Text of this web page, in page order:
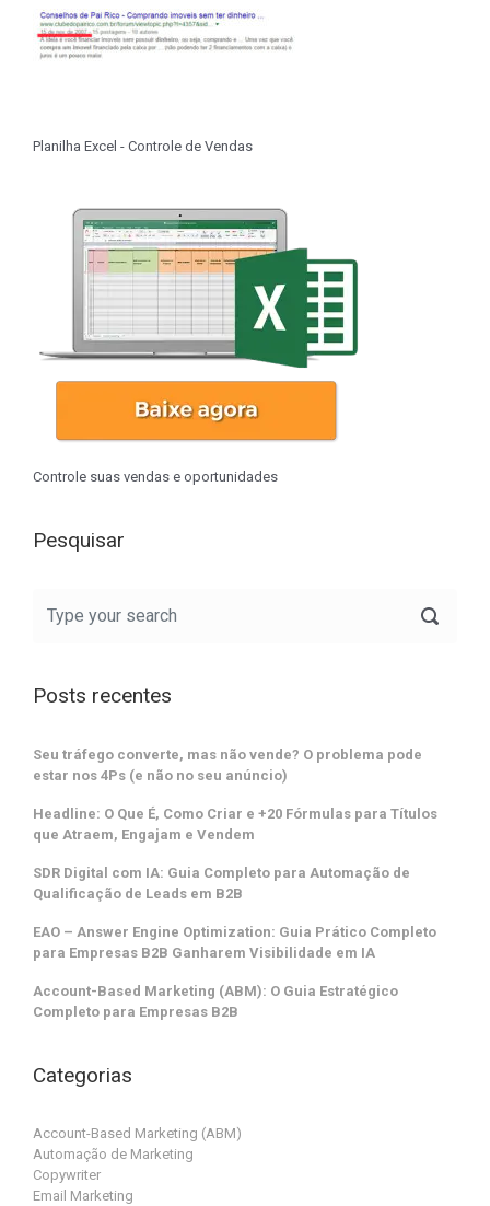
Planilha Excel - Controle de Vendas
Controle suas vendas e oportunidades
Pesquisar
Posts recentes
Seu tráfego converte, mas não vende? O problema pode
estar nos 4Ps (e não no seu anúncio)
Headline: O Que É, Como Criar e +20 Fórmulas para Títulos
que Atraem, Engajam e Vendem
SDR Digital com IA: Guia Completo para Automação de
Qualificação de Leads em B2B
EAO – Answer Engine Optimization: Guia Prático Completo
para Empresas B2B Ganharem Visibilidade em IA
Account-Based Marketing (ABM): O Guia Estratégico
Completo para Empresas B2B
Categorias
Account-Based Marketing (ABM)
Automação de Marketing
Copywriter
Email Marketing